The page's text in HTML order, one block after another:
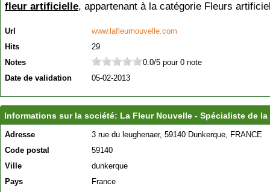
fleur artificielle, appartenant à la catégorie Fleurs
Url
www.lafleurnouvelle.com
Hits
29
Notes
0.0/5 pour 0 note
Date de validation
05-02-2013
Informations sur la société: La Fleur Nouvelle - Spécialiste de
Adresse
3 rue du leughenaer, 59140 Dunkerque, FRANCE
Code postal
59140
Ville
dunkerque
Pays
France